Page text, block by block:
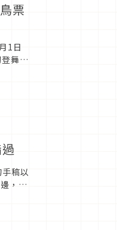
票
1日
舞台
稿以
，已